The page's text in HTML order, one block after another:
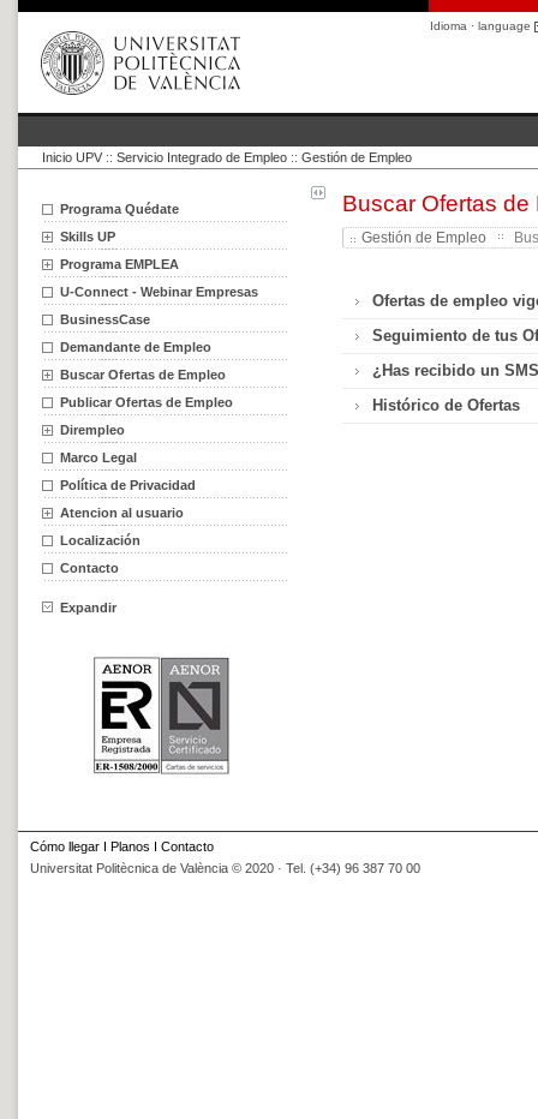
Idioma · language
Inicio UPV :: Servicio Integrado de Empleo :: Gestión de Empleo
Programa Quédate
Skills UP
Programa EMPLEA
U-Connect - Webinar Empresas
BusinessCase
Demandante de Empleo
Buscar Ofertas de Empleo
Publicar Ofertas de Empleo
Dirempleo
Marco Legal
Política de Privacidad
Atencion al usuario
Localización
Contacto
Expandir
Buscar Ofertas de
Gestión de Empleo
Ofertas de empleo
Seguimiento de tus
¿Has recibido un
Histórico de Ofertas
Cómo llegar I Planos I Contacto
Universitat Politècnica de València © 2020 · Tel. (+34) 96 387 70 00